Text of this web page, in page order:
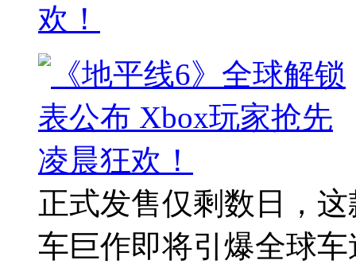
欢！
正式发售仅剩数日，
车巨作即将引爆全球